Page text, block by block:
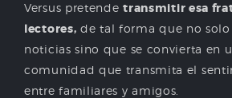
Versus pretendetransmitir esa
lectores, de tal forma que no
noticias sino que se convierta en
comunidad que transmita el
entre familiares y amigos.